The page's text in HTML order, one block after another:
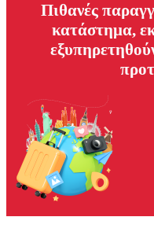
Πιθανές
κατάστημα,